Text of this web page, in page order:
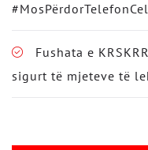
Fushata e
sigurt të mjeteve të